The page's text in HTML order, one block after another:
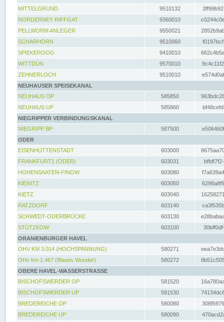
MITTELGRUND
9510132
NORDERNEY RIFFGAT
9360010
PELLWORM ANLEGER
9550021
SCHARHÖRN
9510060
SPIEKEROOG
9410010
WITTDÜN
9570010
ZEHNERLOCH
9510010
NEUHAUSER SPEISEKANAL
NEUHAUS OP
585850
NEUHAUS UP
585860
NIEGRIPPER VERBINDUNGSKANAL
NIEGRIPP BP
587500
ODER
EISENHÜTTENSTADT
603000
FRANKFURT1 (ODER)
603031
HOHENSAATEN-FINOW
603080
KIENITZ
603050
KIETZ
603040
RATZDORF
603140
SCHWEDT-ODERBRÜCKE
603130
STÜTZKOW
603100
ORANIENBURGER HAVEL
OHV KM 3.014 (HOCHSPANNUNG)
580271
OHv km 1.467 (Blaues Wunder)
580272
OBERE HAVEL-WASSERSTRASSE
BISCHOFSWERDER OP
581520
BISCHOFSWERDER UP
581530
BREDEREICHE OP
580080
BREDEREICHE UP
580090